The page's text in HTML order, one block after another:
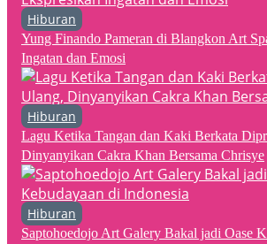
Hiburan
Yung Finando Pameran di Blangkon Art
Ingatan dan Emosi
Hiburan
Lagu Ketika Tangan dan Kaki Berkata
Dinyanyikan Cakra Khan Bersama Chrisye
Hiburan
Saptohoedojo Art Galery Bakal jadi Oase